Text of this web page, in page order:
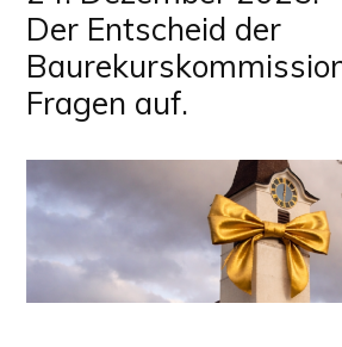
Der Entscheid der
Fragen auf.